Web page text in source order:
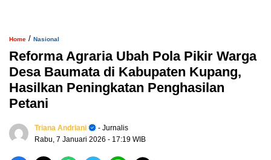
Home / Nasional
Reforma Agraria Ubah Pola Pikir Warga
Desa Baumata di Kabupaten Kupang,
Hasilkan Peningkatan Penghasilan
Petani
Triana Andriani
- Jurnalis
Rabu, 7 Januari 2026 - 17:19 WIB